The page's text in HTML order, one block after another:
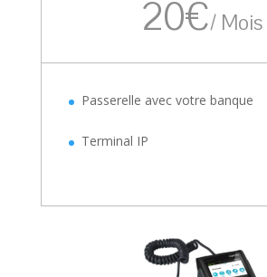
20€/Mois
Passerelle avec votre banque
Terminal IP